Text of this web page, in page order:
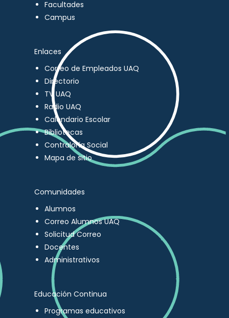
Facultades
Campus
Enlaces
Correo de Empleados UAQ
Directorio
TV UAQ
Radio UAQ
Calendario Escolar
Bibliotecas
Contraloría Social
Mapa de sitio
Comunidades
Alumnos
Correo Alumnos UAQ
Solicitud Correo
Docentes
Administrativos
Educación Continua
Programas educativos